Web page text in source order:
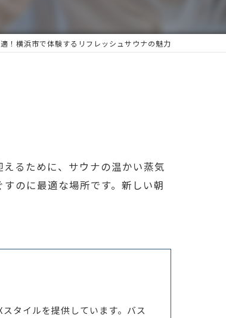
！横浜市で体験するリフレッシュサウナの魅力
るために、サウナの温かい蒸気
のに最適な場所です。新しい朝
タイルを提供しています。バス